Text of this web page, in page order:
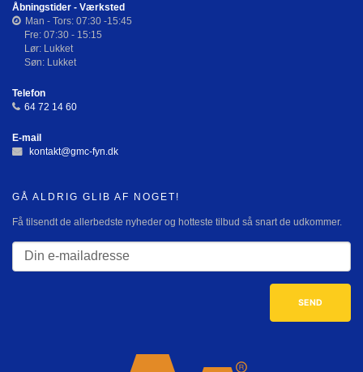
Åbningstider - Værksted
Man - Tors: 07:30 -15:45
Fre: 07:30 - 15:15
Lør: Lukket
Søn: Lukket
Telefon
64 72 14 60
E-mail
kontakt@gmc-fyn.dk
GÅ ALDRIG GLIB AF NOGET!
Få tilsendt de allerbedste nyheder og hotteste tilbud så snart de udkommer.